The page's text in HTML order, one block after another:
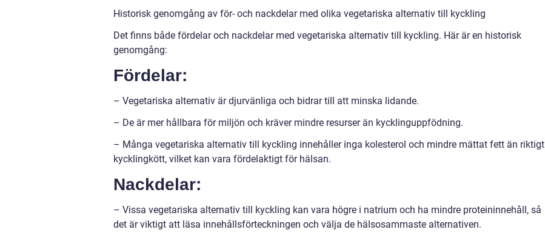
Historisk genomgång av för- och nackdelar med olika vegetariska alternativ till kyckling
Det finns både fördelar och nackdelar med vegetariska alternativ till kyckling. Här är en historisk
genomgång:
Fördelar:
– Vegetariska alternativ är djurvänliga och bidrar till att minska lidande.
– De är mer hållbara för miljön och kräver mindre resurser än kycklinguppfödning.
– Många vegetariska alternativ till kyckling innehåller inga kolesterol och mindre mättat fett än riktigt
kycklingkött, vilket kan vara fördelaktigt för hälsan.
Nackdelar:
– Vissa vegetariska alternativ till kyckling kan vara högre i natrium och ha mindre proteininnehåll, så
det är viktigt att läsa innehållsförteckningen och välja de hälsosammaste alternativen.